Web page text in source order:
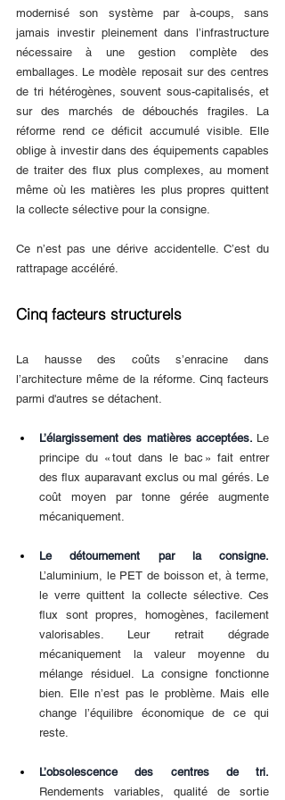
modernisé son système par à-coups, sans
jamais investir pleinement dans l’infrastructure
nécessaire à une gestion complète des
emballages. Le modèle reposait sur des centres
de tri hétérogènes, souvent sous-capitalisés, et
sur des marchés de débouchés fragiles. La
réforme rend ce déficit accumulé visible. Elle
oblige à investir dans des équipements capables
de traiter des flux plus complexes, au moment
même où les matières les plus propres quittent
la collecte sélective pour la consigne.
Ce n’est pas une dérive accidentelle. C’est du
rattrapage accéléré.
Cinq facteurs structurels
La hausse des coûts s’enracine dans
l’architecture même de la réforme. Cinq facteurs
parmi d'autres se détachent.
L’élargissement des matières acceptées. Le
principe du « tout dans le bac » fait entrer
des flux auparavant exclus ou mal gérés. Le
coût moyen par tonne gérée augmente
mécaniquement.
L’aluminium, le PET de boisson et, à terme,
le verre quittent la collecte sélective. Ces
flux sont propres, homogènes, facilement
valorisables. Leur retrait dégrade
mécaniquement la valeur moyenne du
mélange résiduel. La consigne fonctionne
bien. Elle n’est pas le problème. Mais elle
change l’équilibre économique de ce qui
reste.
Rendements variables, qualité de sortie